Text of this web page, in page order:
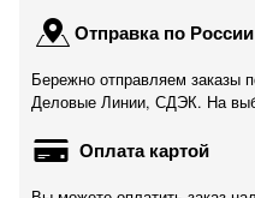
Отправка по России
Бережно отправляем заказы
Деловые Линии, СДЭК. На
Оплата картой